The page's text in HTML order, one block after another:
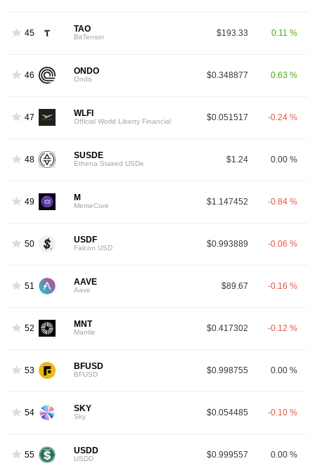
45 TAO
BitTensor $193.33 0.11 %
46 ONDO
Ondo $0.348877 0.63 %
47 WLFI
Official World Liberty Financial $0.051517 -0.24 %
48 SUSDE
Ethena Staked USDe $1.24 0.00 %
49 M
MemeCore $1.147452 -0.84 %
50 USDF
Falcon USD $0.993889 -0.06 %
51 AAVE
Aave $89.67 -0.16 %
52 MNT
Mantle $0.417302 -0.12 %
53 BFUSD
BFUSD $0.998755 0.00 %
54 SKY
Sky $0.054485 -0.10 %
55 USDD
USDD $0.999557 0.00 %